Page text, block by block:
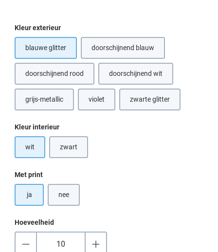
Selecteer
Kleur exterieur
blauwe glitter doorschijnend blauw
doorschijnend rood doorschijnend wit
grijs-metallic(Deze optie is momenteel niet beschikbaar.)
violet zwarte glitter(Deze optie is momenteel
Selecteer
Kleur interieur
wit zwart(Deze optie is momenteel niet beschikbaar.)
Selecteer
Met print
ja nee
Hoeveelheid